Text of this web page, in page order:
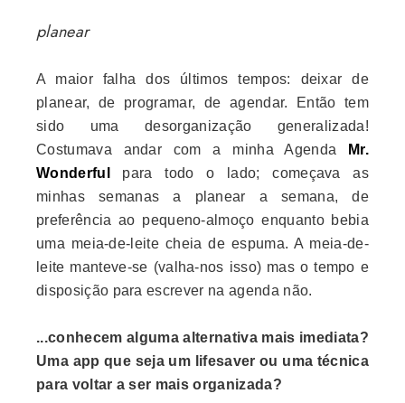
planear
A maior falha dos últimos tempos: deixar de
planear, de programar, de agendar. Então tem
sido uma desorganização generalizada!
Costumava andar com a minha Agenda
Mr.
Wonderful
para todo o lado; começava as
minhas semanas a planear a semana, de
preferência ao pequeno-almoço enquanto bebia
uma meia-de-leite cheia de espuma. A meia-de-
leite manteve-se (valha-nos isso) mas o tempo e
disposição para escrever na agenda não.
...conhecem alguma alternativa mais imediata?
Uma app que seja um lifesaver ou uma técnica
para voltar a ser mais organizada?